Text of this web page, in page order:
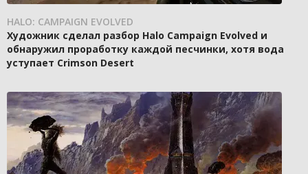
HALO: CAMPAIGN EVOLVED
Художник сделал разбор Halo Campaign Evolved и
обнаружил проработку каждой песчинки, хотя вода
уступает Crimson Desert